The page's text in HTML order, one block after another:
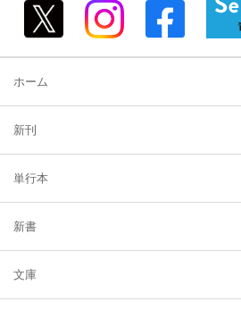
ホーム
新刊
単行本
新書
文庫